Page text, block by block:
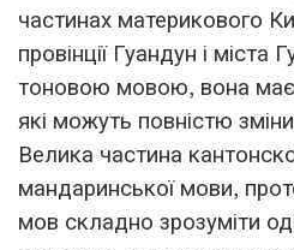
частинах материкового
провінції Гуандун і
тоновою мовою, вона має
які можуть повністю
Велика частина
мандаринської мови,
мов складно зрозуміти